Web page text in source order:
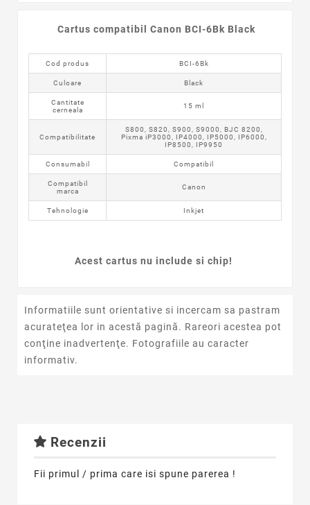
Cartus compatibil Canon BCI-6Bk Black
Cod produs BCI-6Bk
Culoare Black
Cantitate
cerneala
15 ml
Compatibilitate
S800, S820, S900, S9000, BJC 8200,
Pixma iP3000, IP4000, IP5000, IP6000,
IP8500, IP9950
Consumabil Compatibil
Compatibil
marca
Canon
Tehnologie Inkjet
Acest cartus nu include si chip!
Informatiile sunt orientative si incercam sa pastram
acurateţea lor in acestă pagină. Rareori acestea pot
conţine inadvertenţe. Fotografiile au caracter
informativ.
Recenzii
Fii primul / prima care isi spune parerea !